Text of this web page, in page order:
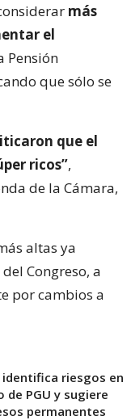
más
el
Pensión
que sólo se
que el
ricos”,
de la Cámara,
altas ya
Congreso, a
por cambios a
identifica riesgos en
PGU y sugiere
permanentes